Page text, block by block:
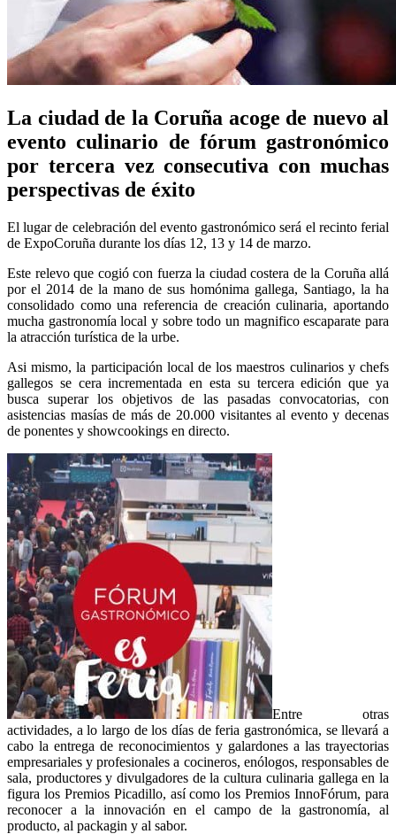
La ciudad de la Coruña acoge de nuevo al
evento culinario de fórum gastronómico
por tercera vez consecutiva con muchas
perspectivas de éxito
El lugar de celebración del evento gastronómico será el recinto ferial
de ExpoCoruña durante los días 12, 13 y 14 de marzo.
Este relevo que cogió con fuerza la ciudad costera de la Coruña allá
por el 2014 de la mano de sus homónima gallega, Santiago, la ha
consolidado como una referencia de creación culinaria, aportando
mucha gastronomía local y sobre todo un magnifico escaparate para
la atracción turística de la urbe.
Asi mismo, la participación local de los maestros culinarios y chefs
gallegos se cera incrementada en esta su tercera edición que ya
busca superar los objetivos de las pasadas convocatorias, con
asistencias masías de más de 20.000 visitantes al evento y decenas
de ponentes y showcookings en directo.
Entre otras
actividades, a lo largo de los días de feria gastronómica, se llevará a
cabo la entrega de reconocimientos y galardones a las trayectorias
empresariales y profesionales a cocineros, enólogos, responsables de
sala, productores y divulgadores de la cultura culinaria gallega en la
figura los Premios Picadillo, así como los Premios InnoFórum, para
reconocer a la innovación en el campo de la gastronomía, al
producto, al packagin y al sabor.